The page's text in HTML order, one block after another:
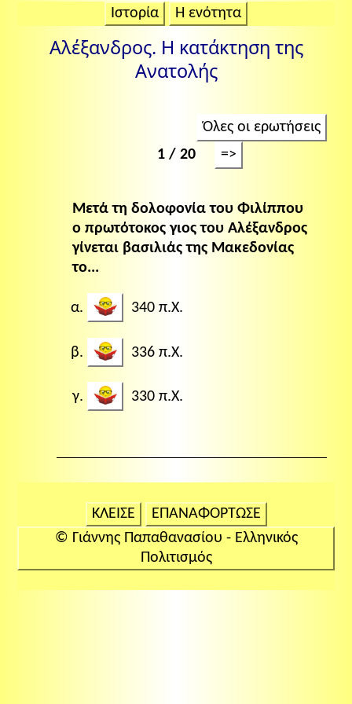
Ιστορία Η ενότητα
Αλέξανδρος. Η κατάκτηση της
Ανατολής
Όλες οι ερωτήσεις
1 / 20
=>
Μετά τη δολοφονία του Φιλίππου
ο πρωτότοκος γιος του Αλέξανδρος
γίνεται βασιλιάς της Μακεδονίας
το...
340 π.Χ.
336 π.Χ.
330 π.Χ.
ΚΛΕΙΣΕ
ΕΠΑΝΑΦΟΡΤΩΣΕ
© Γιάννης Παπαθανασίου - Ελληνικός
Πολιτισμός